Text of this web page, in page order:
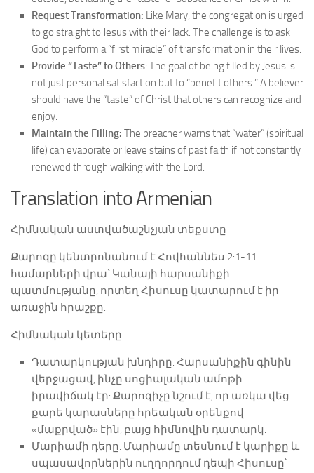
Request Transformation: Like Mary, the congregation is urged
to go straight to Jesus with their lack. The challenge is to ask
God to perform a “first miracle” of transformation in their lives.
Provide “Taste” to Others: The goal of being filled by Jesus is
not just personal satisfaction but to “benefit others.” A believer
should have the “taste” of Christ that others can recognize and
enjoy.
Maintain the Filling: The preacher warns that “water” (spiritual
life) can evaporate or leave stains of past faith if not constantly
renewed through walking with the Lord.
Translation into Armenian
Հիմնական աստվածաշնչյան տեքստը
Քարոզը կենտրոնանում է Հովհաննես 2:1-11
համարների վրա՝ Կանայի հարսանիքի
պատմությանը, որտեղ Հիսուսը կատարում է իր
առաջին հրաշքը:
Հիմնական կետերը.
Դատարկության խնդիրը. Հարսանիքին գինին
վերջացավ, ինչը սոցիալական ամոթի
իրավիճակ էր: Քարոզիչը նշում է, որ առկա վեց
քարե կարասները հրեական օրենքով
«մաքրված» էին, բայց հիմնովին դատարկ:
Մարիամի դերը. Մարիամը տեսնում է կարիքը և
սպասավորներին ուղղորդում դեպի Հիսուսը՝